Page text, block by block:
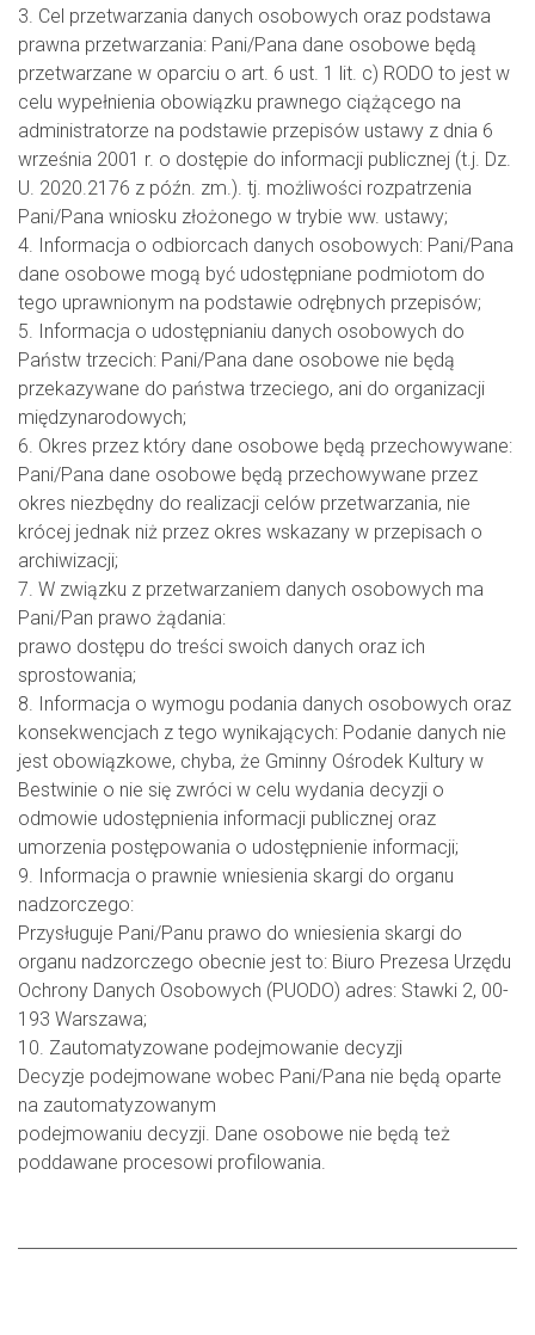
3. Cel przetwarzania danych osobowych oraz podstawa
prawna przetwarzania: Pani/Pana dane osobowe będą
przetwarzane w oparciu o art. 6 ust. 1 lit. c) RODO to jest w
celu wypełnienia obowiązku prawnego ciążącego na
administratorze na podstawie przepisów ustawy z dnia 6
września 2001 r. o dostępie do informacji publicznej (t.j. Dz.
U. 2020.2176 z późn. zm.). tj. możliwości rozpatrzenia
Pani/Pana wniosku złożonego w trybie ww. ustawy;
4. Informacja o odbiorcach danych osobowych: Pani/Pana
dane osobowe mogą być udostępniane podmiotom do
tego uprawnionym na podstawie odrębnych przepisów;
5. Informacja o udostępnianiu danych osobowych do
Państw trzecich: Pani/Pana dane osobowe nie będą
przekazywane do państwa trzeciego, ani do organizacji
międzynarodowych;
6. Okres przez który dane osobowe będą przechowywane:
Pani/Pana dane osobowe będą przechowywane przez
okres niezbędny do realizacji celów przetwarzania, nie
krócej jednak niż przez okres wskazany w przepisach o
archiwizacji;
7. W związku z przetwarzaniem danych osobowych ma
Pani/Pan prawo żądania:
prawo dostępu do treści swoich danych oraz ich
sprostowania;
8. Informacja o wymogu podania danych osobowych oraz
konsekwencjach z tego wynikających: Podanie danych nie
jest obowiązkowe, chyba, że Gminny Ośrodek Kultury w
Bestwinie o nie się zwróci w celu wydania decyzji o
odmowie udostępnienia informacji publicznej oraz
umorzenia postępowania o udostępnienie informacji;
9. Informacja o prawnie wniesienia skargi do organu
nadzorczego:
Przysługuje Pani/Panu prawo do wniesienia skargi do
organu nadzorczego obecnie jest to: Biuro Prezesa Urzędu
Ochrony Danych Osobowych (PUODO) adres: Stawki 2, 00-
193 Warszawa;
10. Zautomatyzowane podejmowanie decyzji
Decyzje podejmowane wobec Pani/Pana nie będą oparte
na zautomatyzowanym
podejmowaniu decyzji. Dane osobowe nie będą też
poddawane procesowi profilowania.